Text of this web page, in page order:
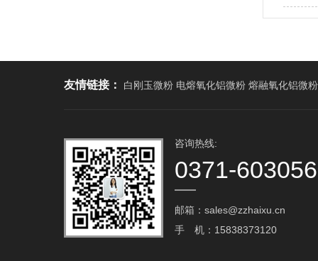
友情链接： 白刚玉微粉 电熔氧化铝微粉 熔融氧化铝微粉
咨询热线:
0371-
邮箱：sales@zzhaixu.cn
手 机：15838373120